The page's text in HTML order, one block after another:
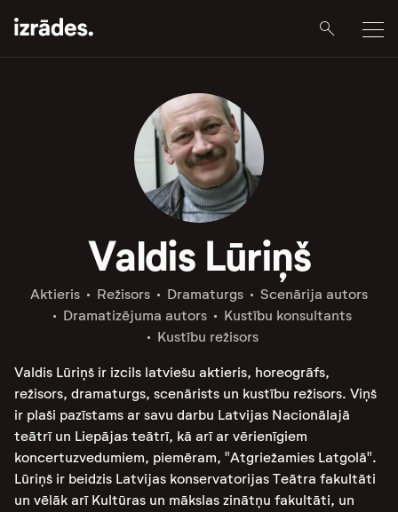
Valdis Lūriņš
Aktieris Režisors Dramaturgs
Scenārija autors
Dramatizējuma autors
Kustību konsultants
Kustību režisors
Valdis Lūriņš ir izcils latviešu aktieris, horeogrāfs,
režisors, dramaturgs, scenārists un kustību režisors. Viņš
ir plaši pazīstams ar savu darbu Latvijas Nacionālajā
teātrī un Liepājas teātrī, kā arī ar vērienīgiem
koncertuzvedumiem, piemēram, "Atgriežamies Latgolā"​​.
Lūriņš ir beidzis Latvijas konservatorijas Teātra fakultāti
un vēlāk arī Kultūras un mākslas zinātņu fakultāti, un